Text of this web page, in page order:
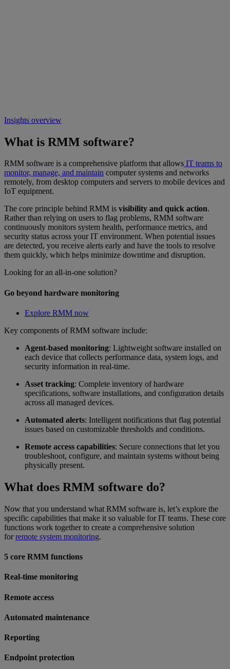
Insights overview
What is RMM software?
RMM software is a comprehensive platform that allows IT teams to
monitor, manage, and maintain computer systems and networks
remotely, from desktop computers and servers to mobile devices and
IoT equipment.
The core principle behind RMM is visibility and quick action.
Rather than relying on users to flag problems, RMM software
continuously monitors system health, performance metrics, and
security status across your IT environment. When potential issues
are detected, you receive alerts early and have the tools to resolve
them quickly, which helps minimize downtime and disruption.
Looking for an all-in-one solution?
Go beyond hardware monitoring
Explore RMM now
Key components of RMM software include:
Agent-based monitoring: Lightweight software installed on
each device that collects performance data, system logs, and
security information in real-time.
Asset tracking: Complete inventory of hardware
specifications, software installations, and configuration details
across all managed devices.
Automated alerts: Intelligent notifications that flag potential
issues based on customizable thresholds and conditions.
Remote access capabilities: Secure connections that let you
troubleshoot, configure, and maintain systems without being
physically present.
What does RMM software do?
Now that you understand what RMM software is, let’s explore the
specific capabilities that make it so valuable for IT teams. These core
functions work together to create a comprehensive solution
forremote system monitoring.
5 core RMM functions
Real-time monitoring
Remote access
Automated maintenance
Reporting
Endpoint protection